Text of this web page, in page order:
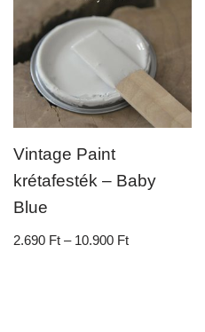
Vintage Paint
krétafesték – Baby
Blue
2.690 Ft – 10.900 Ft